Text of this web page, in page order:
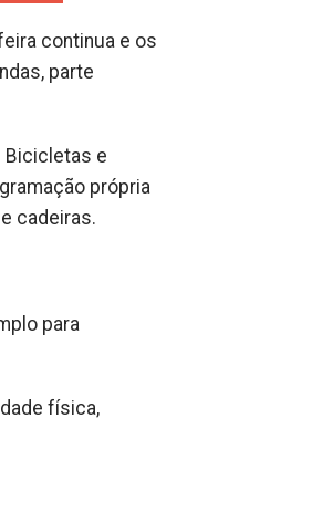
continua e os
parte
Bicicletas e
própria
cadeiras.
para
física,